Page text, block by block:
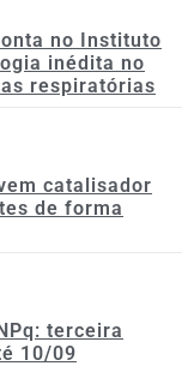
no Instituto
inédita no
respiratórias
catalisador
de forma
terceira
10/09